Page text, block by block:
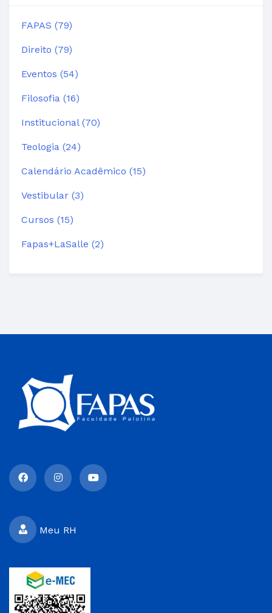
FAPAS (79)
Direito (79)
Eventos (54)
Filosofia (16)
Institucional (70)
Teologia (24)
Calendário Acadêmico (15)
Vestibular (3)
Cursos (15)
Fapas+LaSalle (2)
Meu RH